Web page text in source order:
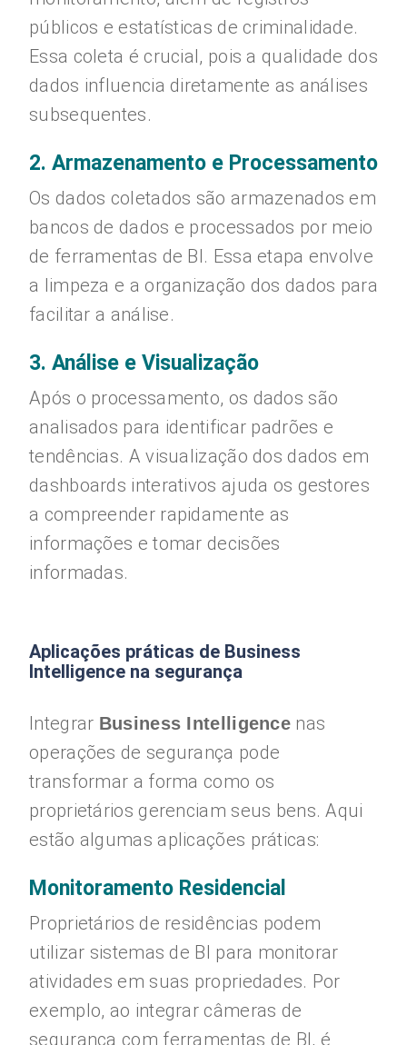
públicos e estatísticas de criminalidade.
Essa coleta é crucial, pois a qualidade dos
dados influencia diretamente as análises
subsequentes.
2. Armazenamento e Processamento
Os dados coletados são armazenados em
bancos de dados e processados por meio
de ferramentas de BI. Essa etapa envolve
a limpeza e a organização dos dados para
facilitar a análise.
3. Análise e Visualização
Após o processamento, os dados são
analisados para identificar padrões e
tendências. A visualização dos dados em
dashboards interativos ajuda os gestores
a compreender rapidamente as
informações e tomar decisões
informadas.
Aplicações práticas de Business
Intelligence na segurança
Integrar Business Intelligence nas
operações de segurança pode
transformar a forma como os
proprietários gerenciam seus bens. Aqui
estão algumas aplicações práticas:
Monitoramento Residencial
Proprietários de residências podem
utilizar sistemas de BI para monitorar
atividades em suas propriedades. Por
exemplo, ao integrar câmeras de
segurança com ferramentas de BI, é